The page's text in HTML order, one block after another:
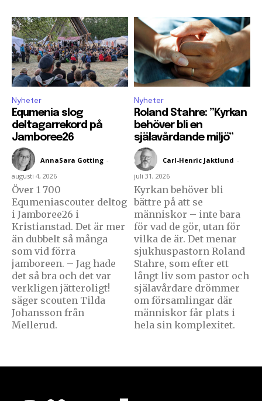
Nyheter
Equmenia slog
deltagarrekord på
Jamboree26
AnnaSara Gotting -
augusti 4, 2026
Över 1 700
Equmeniascouter deltog
i Jamboree26 i
Kristianstad. Det är mer
än dubbelt så många
som vid förra
jamboreen. – Jag hade
det så bra och det var
verkligen jätteroligt!
säger scouten Tilda
Johansson från
Mellerud.
Nyheter
Roland Stahre: ”Kyrkan
behöver bli en
själavårdande miljö”
Carl-Henric Jaktlund -
juli 31, 2026
Kyrkan behöver bli
bättre på att se
människor – inte bara
för vad de gör, utan för
vilka de är. Det menar
sjukhuspastorn Roland
Stahre, som efter ett
långt liv som pastor och
själavårdare drömmer
om församlingar där
människor får plats i
hela sin komplexitet.